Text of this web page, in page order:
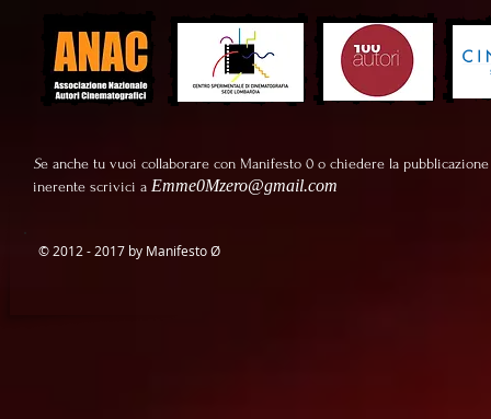
Se anche tu vuoi collaborare con Manifesto 0 o chiedere la
inerente scrivici a Emme0Mzero@gmail.com
© 2012 - 2017 by ManifestoØ